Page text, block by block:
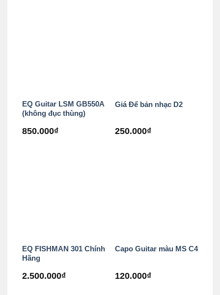
EQ Guitar LSM GB550A
(không đục thùng)
850.000₫
Giá Để bản nhạc D2
250.000₫
EQ FISHMAN 301 Chính
Hãng
2.500.000₫
Capo Guitar màu MS C4
120.000₫